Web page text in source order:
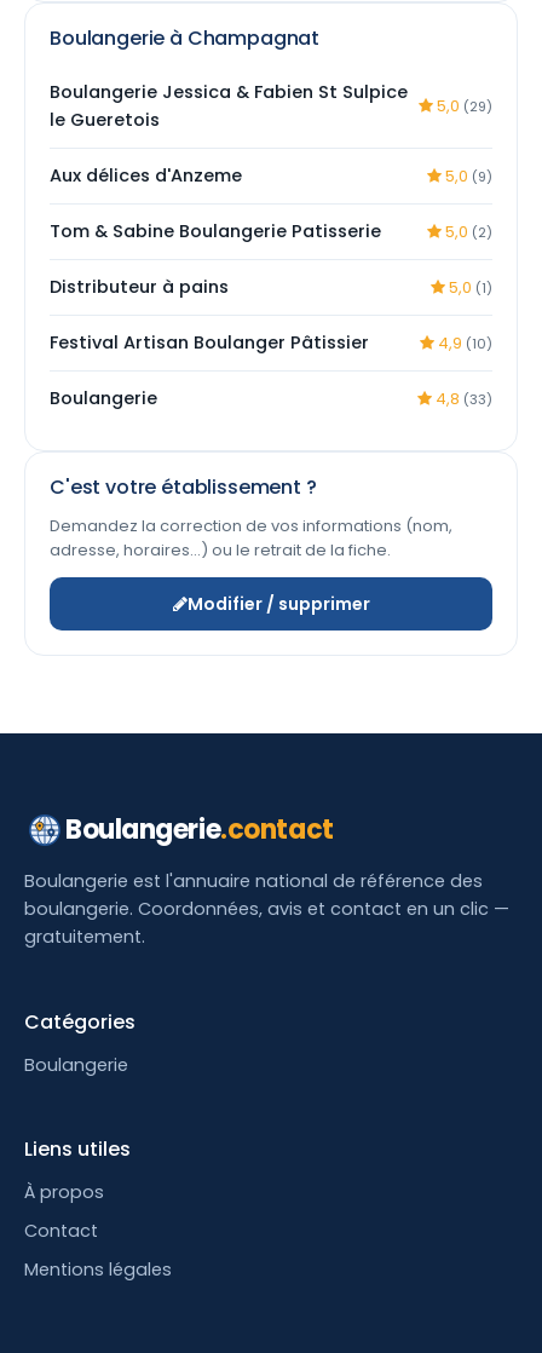
Boulangerie à Champagnat
Boulangerie Jessica & Fabien St Sulpice
le Gueretois
5,0 (29)
Aux délices d'Anzeme 5,0 (9)
Tom & Sabine Boulangerie Patisserie 5,0 (2)
Distributeur à pains 5,0 (1)
Festival Artisan Boulanger Pâtissier 4,9 (10)
Boulangerie 4,8 (33)
C'est votre établissement ?
Demandez la correction de vos informations (nom,
adresse, horaires…) ou le retrait de la fiche.
Modifier / supprimer
Boulangerie.contact
Boulangerie est l'annuaire national de référence des
boulangerie. Coordonnées, avis et contact en un clic —
gratuitement.
Catégories
Boulangerie
Liens utiles
À propos
Contact
Mentions légales